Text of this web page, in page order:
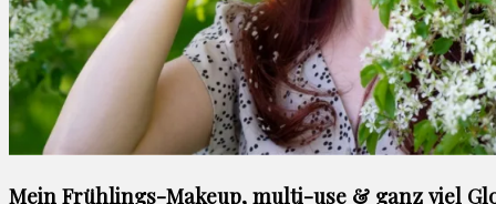
Mein Frühlings-Makeup, multi-use & ganz viel